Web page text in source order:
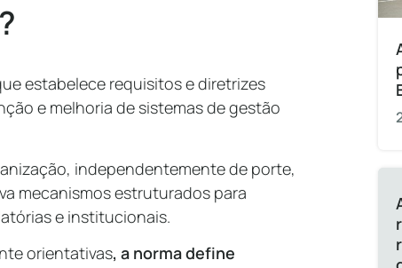
estabelece requisitos e diretrizes
e melhoria de sistemas de gestão
independentemente de porte,
mecanismos estruturados para
e institucionais.
orientativas, a norma define